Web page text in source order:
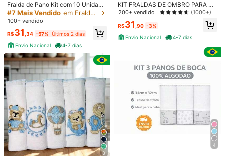
1/7
R$104 ,95
Happy Flute 4Peças Coelho & Padrão De Ceno
ura À Prova D'Água Respirável Pano Frald
as Para Bebês
Tamanho
Tamanho Único
Fralda de Pano Kit com 10 Unidade
s 60x60cm 100% Algodão Minasre
y Bebê - Macia, Absorvente e Multi
#7 Mais Vendido em Fraldas de pano para bebês
100+ vendido
R$31 ,34 -57% Últimos 2 dias
Envio Nacional
4-7 dias
8
KIT FRALDAS DE OMBRO PARA BE
BE COM 3 PEÇAS 70x70 CADA C
DÃO
200+ vendido (1000+)
R$31 ,90 -3%
Envio Nacional
4-7 dias
4